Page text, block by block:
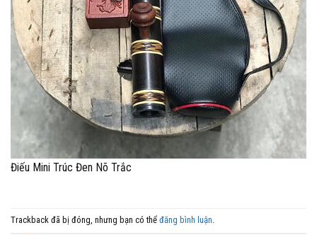
Điếu Mini Trúc Đen Nõ Trắc
Trackback đã bị đóng, nhưng bạn có thể đăng bình luận.